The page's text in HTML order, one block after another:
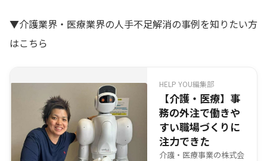
▼介護業界・医療業界の人手不足解消の事例を知りたい方
はこちら
HELP YOU編集部
【介護・医療】事
務の外注で働きや
すい職場づくりに
注力できた
介護・医療事業の株式会